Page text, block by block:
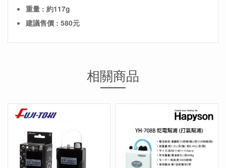
重量 : 約117g
建議售價 : 580元
相關商品